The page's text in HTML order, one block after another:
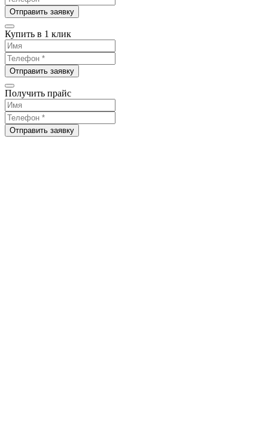
Отправить заявку
Купить в 1 клик
Отправить заявку
Получить прайс
Отправить заявку